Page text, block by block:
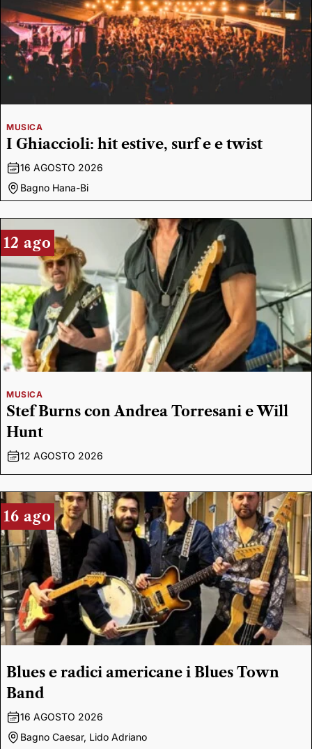
MUSICA
I Ghiaccioli: hit estive, surf e e twist
16 AGOSTO 2026
Bagno Hana-Bi
12 ago
MUSICA
Stef Burns con Andrea Torresani e Will
Hunt
12 AGOSTO 2026
16 ago
Blues e radici americane i Blues Town
Band
16 AGOSTO 2026
Bagno Caesar, Lido Adriano